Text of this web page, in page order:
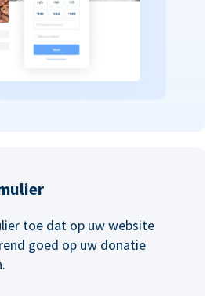
toe dat op uw website
goed op uw donatie